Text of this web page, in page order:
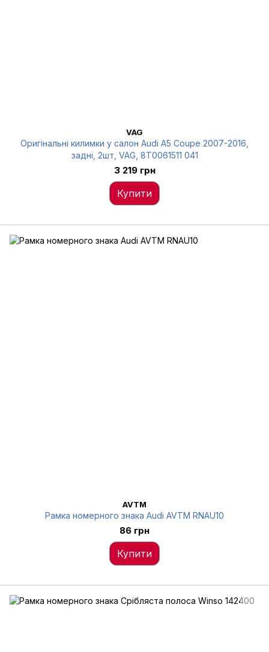
VAG
Оригінальні килимки у салон Audi A5 Coupe 2007-2016,
задні, 2шт, VAG, 8T0061511 041
3 219 грн
Купити
AVTM
Рамка номерного знака Audi AVTM RNAU10
86 грн
Купити